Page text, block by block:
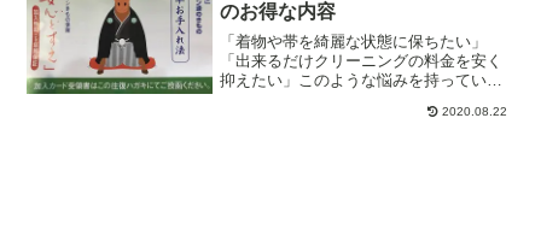
のお得な内容
「着物や帯を綺麗な状態に保ちたい」
「出来るだけクリーニングの料金を安く
抑えたい」このような悩みを持っている
では、着用毎にアフターサービスを利用
2020.08.22